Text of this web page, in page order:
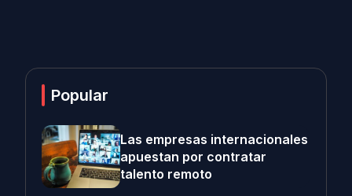
Popular
Las empresas internacionales
apuestan por contratar
talento remoto